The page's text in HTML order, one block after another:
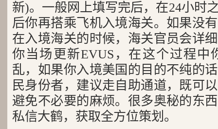
新)。一般网上填写完后，在24小时
后你再搭乘飞机入境海关。如果没
在入境海关的时候，海关官员会详
你当场更新EVUS，在这个过程中
乱，如果你入境美国的目的不纯的
民身份者，建议走自助通道，既可
避免不必要的麻烦。很多奥秘的东
私信大鹤，获取全方位策划。